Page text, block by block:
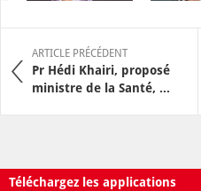
ARTICLE PRÉCÉDENT
Pr Hédi Khairi, proposé
ministre de la Santé, ...
Téléchargez les applications